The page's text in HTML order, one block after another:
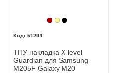
Бордовый
Золотой
Черный
51294
ТПУ накладка X-level
Guardiаn для Samsung
M205F Galaxy M20